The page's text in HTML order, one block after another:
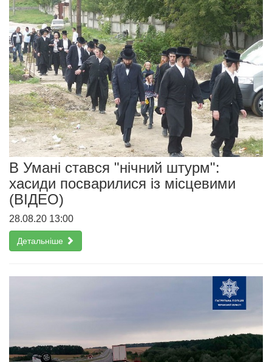
В Умані стався "нічний штурм":
хасиди посварилися із місцевими
(ВІДЕО)
28.08.20 13:00
Детальніше